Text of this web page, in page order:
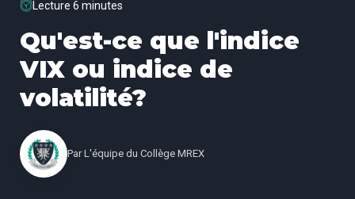
Lecture 6 minutes
Qu'est-ce que l'indice
VIX ou indice de
volatilité?
Par L'équipe du Collège MREX